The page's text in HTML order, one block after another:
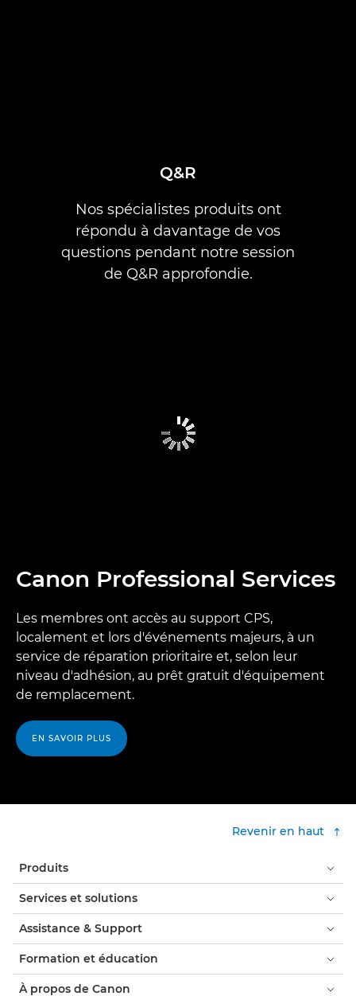
Q&R
Nos spécialistes produits ont
répondu à davantage de vos
questions pendant notre session
de Q&R approfondie.
Canon Professional Services
Les membres ont accès au support CPS,
localement et lors d'événements majeurs, à un
service de réparation prioritaire et, selon leur
niveau d'adhésion, au prêt gratuit d'équipement
de remplacement.
EN SAVOIR PLUS
Revenir en haut
Produits
Services et solutions
Assistance & Support
Formation et éducation
À propos de Canon